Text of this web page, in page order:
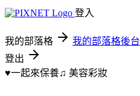
登入
我的部落格 我的部落格後台
登出
♥一起來保養♫ 美容彩妝